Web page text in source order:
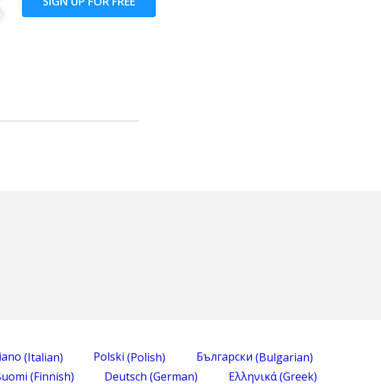
(Italian) Polski (Polish) Български (Bulgarian)
(Finnish) Deutsch (German) Ελληνικά(Greek)